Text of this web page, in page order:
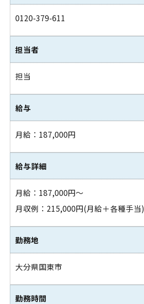
0120-379-611
担当者
担当
給与
月給：187,000円
給与詳細
月給：187,000円～
月収例：215,000円(月給＋各種手当)
勤務地
大分県国東市
勤務時間
お問い合わせはこちら